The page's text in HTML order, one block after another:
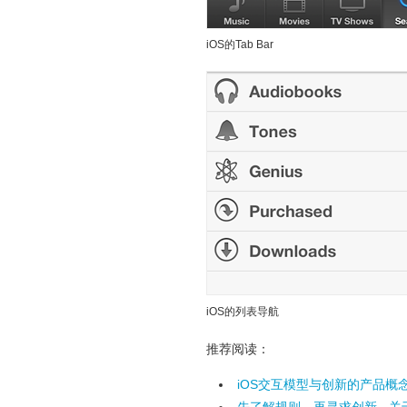
iOS的Tab Bar
iOS的列表导航
推荐阅读：
iOS交互模型与创新的产品概